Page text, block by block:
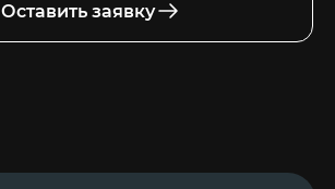
Оставить заявку